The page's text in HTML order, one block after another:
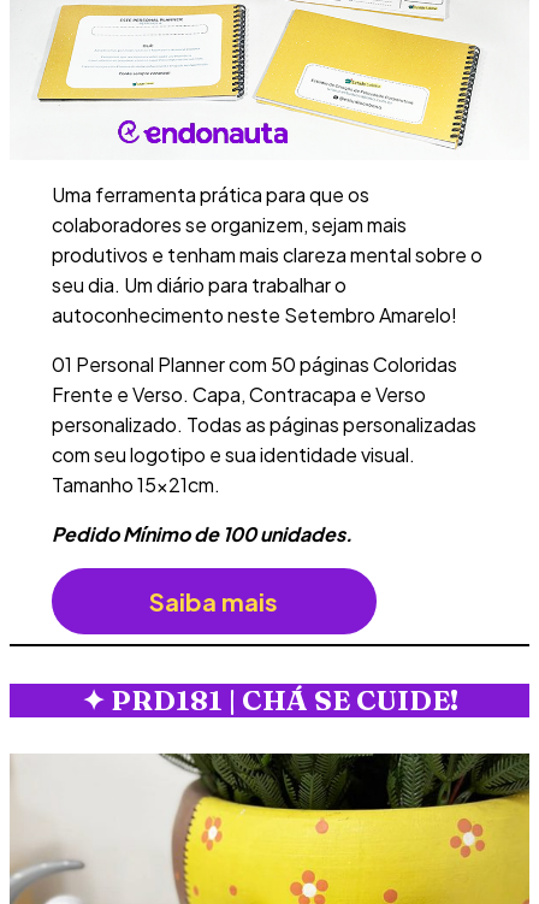
Uma ferramenta prática para que os
colaboradores se organizem, sejam mais
produtivos e tenham mais clareza mental sobre o
seu dia. Um diário para trabalhar o
autoconhecimento neste Setembro Amarelo!
01 Personal Planner com 50 páginas Coloridas
Frente e Verso. Capa, Contracapa e Verso
personalizado. Todas as páginas personalizadas
com seu logotipo e sua identidade visual.
Tamanho 15x21cm.
Pedido Mínimo de 100 unidades.
Saiba mais
✦PRD181 | CHÁ SE CUIDE!